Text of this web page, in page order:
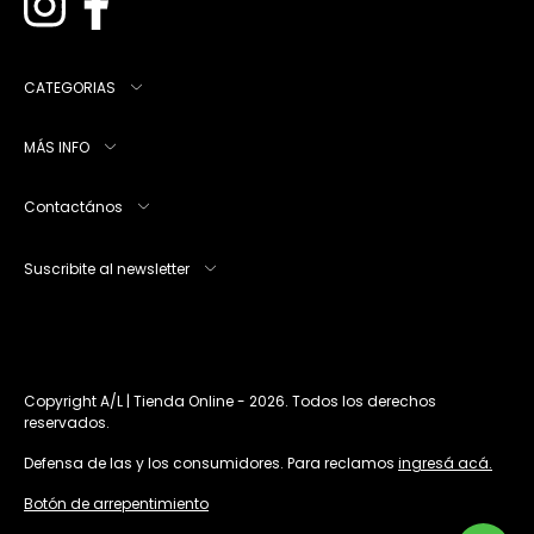
CATEGORIAS
MÁS INFO
Contactános
Suscribite al newsletter
Copyright A/L | Tienda Online - 2026. Todos los derechos
reservados.
Defensa de las y los consumidores. Para reclamos ingresá acá.
Botón de arrepentimiento